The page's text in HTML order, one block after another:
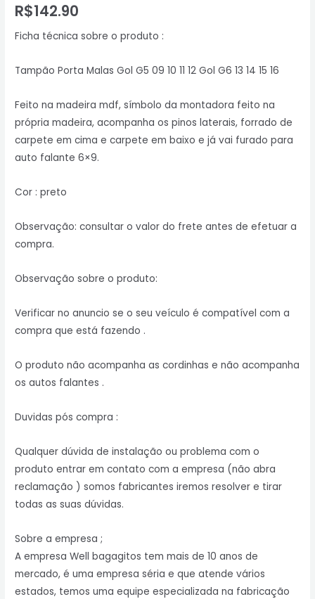
R$142.90
Ficha técnica sobre o produto :
Tampão Porta Malas Gol G5 09 10 11 12 Gol G6 13 14 15 16
Feito na madeira mdf, símbolo da montadora feito na
própria madeira, acompanha os pinos laterais, forrado de
carpete em cima e carpete em baixo e já vai furado para
auto falante 6×9.
Cor : preto
Observação: consultar o valor do frete antes de efetuar a
compra.
Observação sobre o produto:
Verificar no anuncio se o seu veículo é compatível com a
compra que está fazendo .
O produto não acompanha as cordinhas e não acompanha
os autos falantes .
Duvidas pós compra :
Qualquer dúvida de instalação ou problema com o
produto entrar em contato com a empresa (não abra
reclamação ) somos fabricantes iremos resolver e tirar
todas as suas dúvidas.
Sobre a empresa ;
A empresa Well bagagitos tem mais de 10 anos de
mercado, é uma empresa séria e que atende vários
estados, temos uma equipe especializada na fabricação